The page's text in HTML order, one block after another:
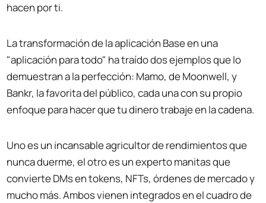
hacen por ti.
La transformación de la aplicación Base en una
"aplicación para todo" ha traído dos ejemplos que lo
demuestran a la perfección: Mamo, de Moonwell, y
Bankr, la favorita del público, cada una con su propio
enfoque para hacer que tu dinero trabaje en la cadena.
Uno es un incansable agricultor de rendimientos que
nunca duerme, el otro es un experto manitas que
convierte DMs en tokens, NFTs, órdenes de mercado y
mucho más. Ambos vienen integrados en el cuadro de